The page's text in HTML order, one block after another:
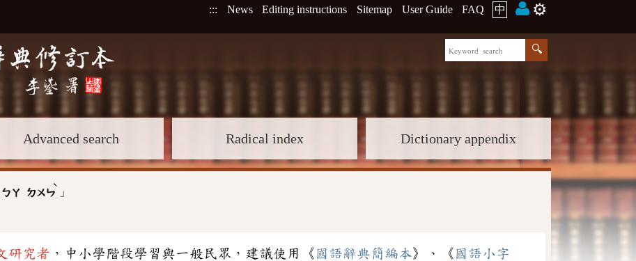
::: News Editing instructions Sitemap User Guide FAQ 中 ⚙️
Advanced search Radical index Dictionary appendix
ㄅㄚ ㄉㄨㄣ
ˋ
」
研究者 ，中小學階段學習與一般民眾，建議使用《 國語辭典簡編本》、《 國語小字